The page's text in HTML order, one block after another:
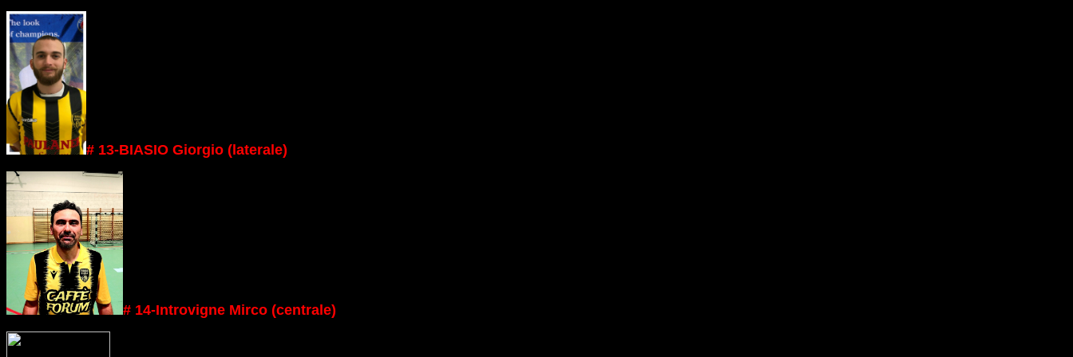
# 13-BIASIO Giorgio (laterale)
# 14-Introvigne Mirco (centrale)